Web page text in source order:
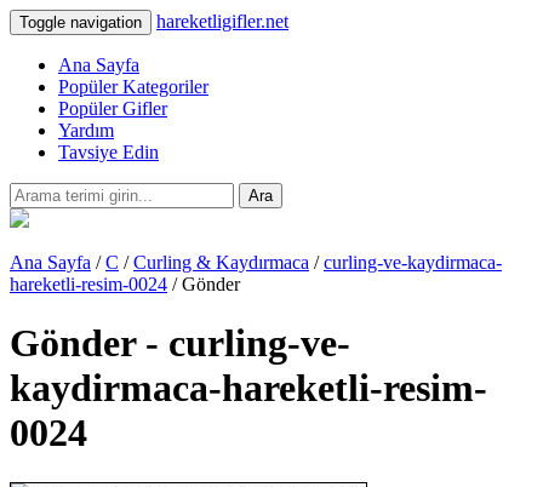
Toggle navigation hareketligifler.net
Ana Sayfa
Popüler Kategoriler
Popüler Gifler
Yardım
Tavsiye Edin
Ara
Ana Sayfa /C /Curling & Kaydırmaca /curling-ve-kaydirmaca-
hareketli-resim-0024 / Gönder
Gönder - curling-ve-
kaydirmaca-hareketli-resim-
0024